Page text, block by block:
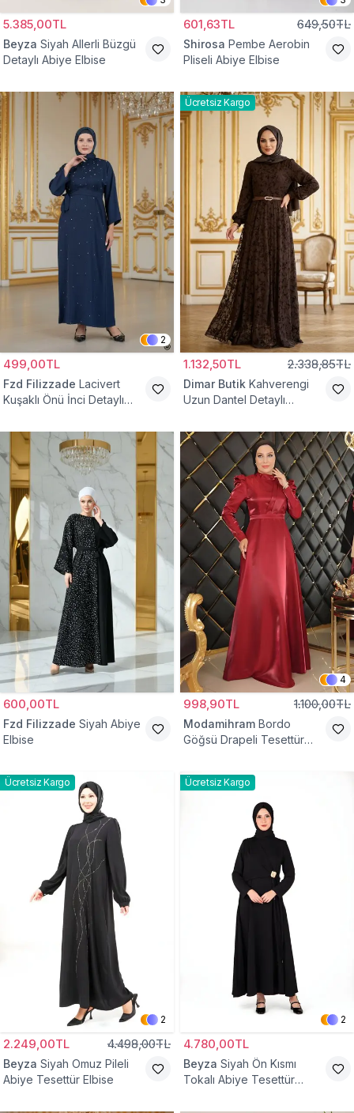
5.385,00TL
Beyza Siyah Allerli Büzgü
Detaylı Abiye Elbise
601,63TL 649,50TL
Shirosa Pembe Aerobin
Pliseli Abiye Elbise
2
499,00TL
Fzd Filizzade Lacivert
Kuşaklı Önü İnci Detaylı
Ücretsiz Kargo
1.132,50TL 2.338,85TL
Dimar Butik Kahverengi
Uzun Dantel Detaylı
600,00TL
Fzd Filizzade Siyah Abiye
Elbise
4
998,90TL 1.100,00TL
Modamihram Bordo
Göğsü Drapeli Tesettür
Ücretsiz Kargo
2
2.249,00TL 4.498,00TL
Beyza Siyah Omuz Pileli
Abiye Tesettür Elbise
Ücretsiz Kargo
2
4.780,00TL
Beyza Siyah Ön Kısmı
Tokalı Abiye Tesettür